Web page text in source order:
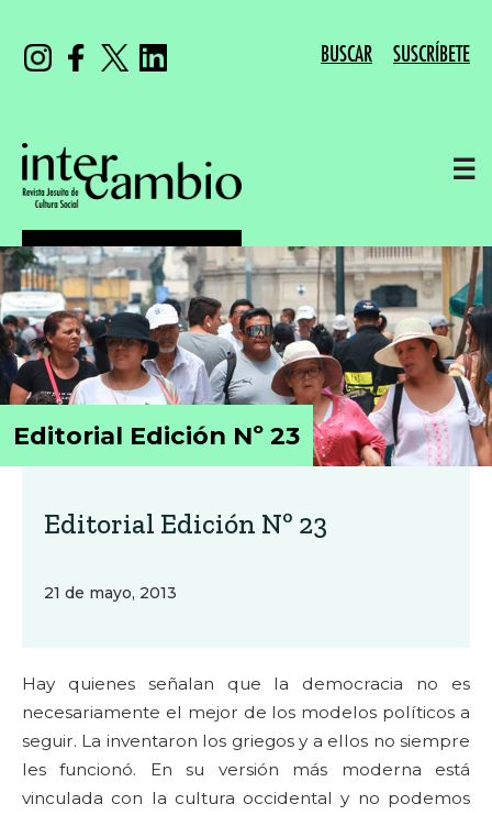
BUSCAR SUSCRÍBETE
☰
Editorial Edición Nº 23
Editorial Edición Nº 23
21 de mayo, 2013
Hay quienes señalan que la democracia no es
necesariamente el mejor de los modelos políticos a
seguir. La inventaron los griegos y a ellos no siempre
les funcionó. En su versión más moderna está
vinculada con la cultura occidental y no podemos